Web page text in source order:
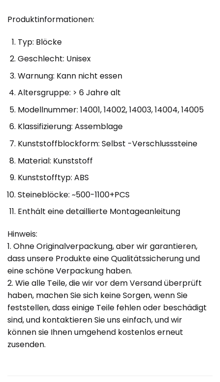
Produktinformationen:
Typ: Blöcke
Geschlecht: Unisex
Warnung: Kann nicht essen
Altersgruppe: > 6 Jahre alt
Modellnummer: 14001, 14002, 14003, 14004, 14005
Klassifizierung: Assemblage
Kunststoffblockform: Selbst -Verschlusssteine
Material: Kunststoff
Kunststofftyp: ABS
Steineblöcke: ~500-1100+PCS
Enthält eine detaillierte Montageanleitung
Hinweis:
1. Ohne Originalverpackung, aber wir garantieren,
dass unsere Produkte eine Qualitätssicherung und
eine schöne Verpackung haben.
2. Wie alle Teile, die wir vor dem Versand überprüft
haben, machen Sie sich keine Sorgen, wenn Sie
feststellen, dass einige Teile fehlen oder beschädigt
sind, und kontaktieren Sie uns einfach, und wir
können sie Ihnen umgehend kostenlos erneut
zusenden.